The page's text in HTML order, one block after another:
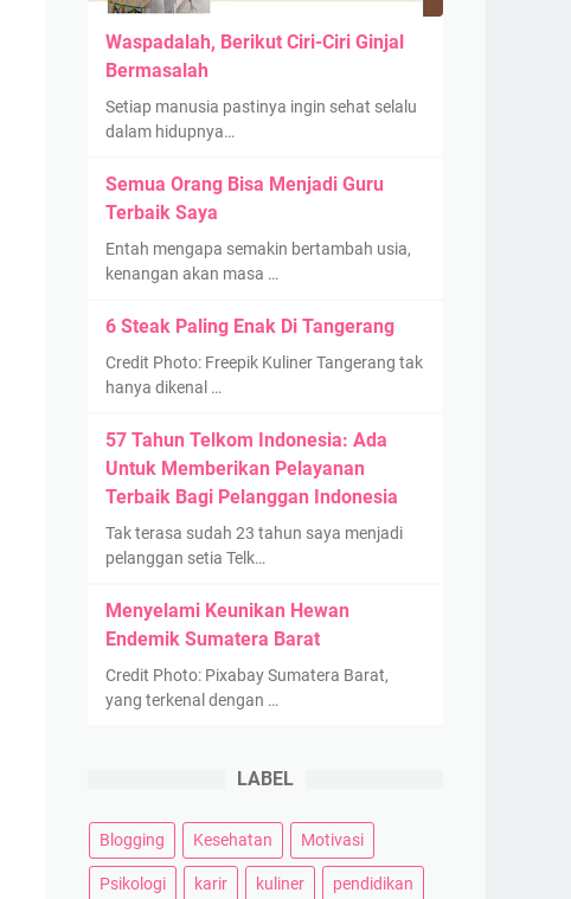
Waspadalah, Berikut Ciri-Ciri Ginjal
Bermasalah
Setiap manusia pastinya ingin sehat selalu
dalam hidupnya…
Semua Orang Bisa Menjadi Guru
Terbaik Saya
Entah mengapa semakin bertambah usia,
kenangan akan masa …
6 Steak Paling Enak Di Tangerang
Credit Photo: Freepik Kuliner Tangerang tak
hanya dikenal …
57 Tahun Telkom Indonesia: Ada
Untuk Memberikan Pelayanan
Terbaik Bagi Pelanggan Indonesia
Tak terasa sudah 23 tahun saya menjadi
pelanggan setia Telk…
Menyelami Keunikan Hewan
Endemik Sumatera Barat
Credit Photo: Pixabay Sumatera Barat,
yang terkenal dengan …
LABEL
Blogging Kesehatan Motivasi
Psikologi karir kuliner pendidikan